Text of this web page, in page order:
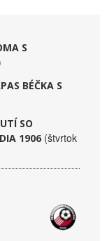
S
BÉČKA S
SO
1906 (štvrtok